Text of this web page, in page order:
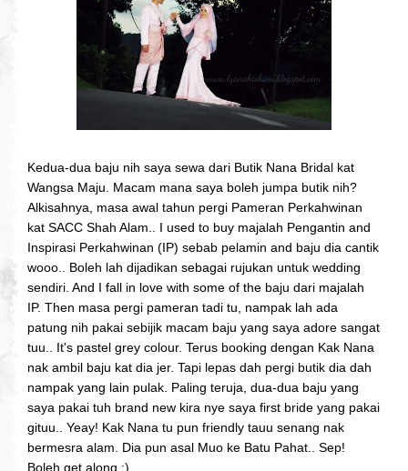
Kedua-dua baju nih saya sewa dari Butik Nana Bridal kat
Wangsa Maju. Macam mana saya boleh jumpa butik nih?
Alkisahnya, masa awal tahun pergi Pameran Perkahwinan
kat SACC Shah Alam.. I used to buy majalah Pengantin and
Inspirasi Perkahwinan (IP) sebab pelamin and baju dia cantik
wooo.. Boleh lah dijadikan sebagai rujukan untuk wedding
sendiri. And I fall in love with some of the baju dari majalah
IP. Then masa pergi pameran tadi tu, nampak lah ada
patung nih pakai sebijik macam baju yang saya adore sangat
tuu.. It's pastel grey colour. Terus booking dengan Kak Nana
nak ambil baju kat dia jer. Tapi lepas dah pergi butik dia dah
nampak yang lain pulak. Paling teruja, dua-dua baju yang
saya pakai tuh brand new kira nye saya first bride yang pakai
gituu.. Yeay! Kak Nana tu pun friendly tauu senang nak
bermesra alam. Dia pun asal Muo ke Batu Pahat.. Sep!
Boleh get along :)